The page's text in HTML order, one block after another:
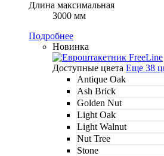
Длина максимальная
3000 мм
Подробнее
Новинка
Доступные цвета Еще 38
Antique Oak
Ash Brick
Golden Nut
Light Oak
Light Walnut
Nut Tree
Stone